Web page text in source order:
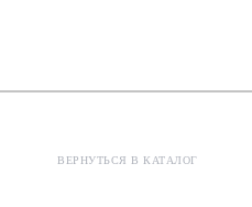
ВЕРНУТЬСЯ В КАТАЛОГ